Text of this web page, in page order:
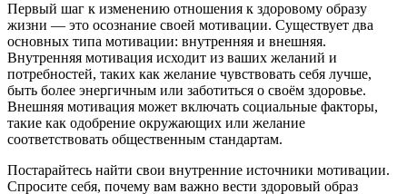
Первый шаг к изменению отношения к здоровому образу
жизни — это осознание своей мотивации. Существует два
основных типа мотивации: внутренняя и внешняя.
Внутренняя мотивация исходит из ваших желаний и
потребностей, таких как желание чувствовать себя лучше,
быть более энергичным или заботиться о своём здоровье.
Внешняя мотивация может включать социальные факторы,
такие как одобрение окружающих или желание
соответствовать общественным стандартам.
Постарайтесь найти свои внутренние источники мотивации.
Спросите себя, почему вам важно вести здоровый образ